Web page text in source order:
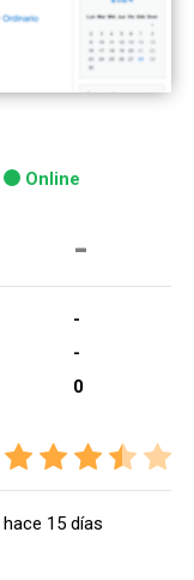
Online
-
-
-
0
hace 15 días